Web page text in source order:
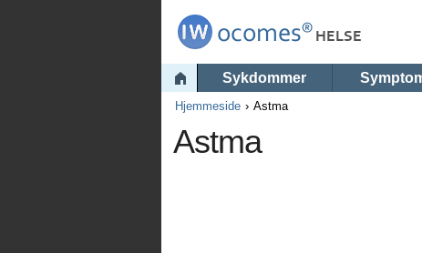
Sykdommer
Hjemmeside Astma
Astma